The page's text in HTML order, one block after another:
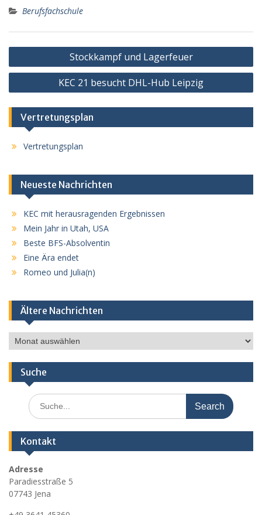
Berufsfachschule
Beitragsnavigation
Stockkampf und Lagerfeuer
KEC 21 besucht DHL-Hub Leipzig
Vertretungsplan
Vertretungsplan
Neueste Nachrichten
KEC mit herausragenden Ergebnissen
Mein Jahr in Utah, USA
Beste BFS-Absolventin
Eine Ära endet
Romeo und Julia(n)
Ältere Nachrichten
Ältere
Nachrichten
Suche
Search
for:
Kontakt
Adresse
Paradiesstraße 5
07743 Jena